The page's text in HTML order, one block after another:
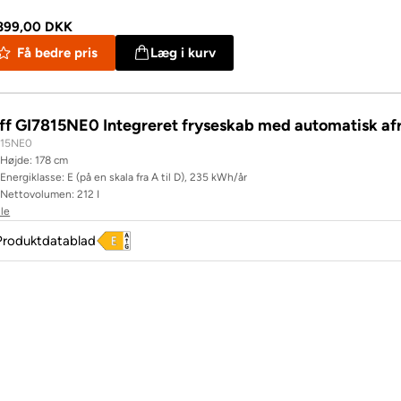
DKK
Få bedre pris
Læg i kurv
GI7815NE0 Integreret fryseskab med automatisk
Højde: 178 cm
Energiklasse: E (på en skala fra A til D), 235 kWh/år
Nettovolumen: 212 I